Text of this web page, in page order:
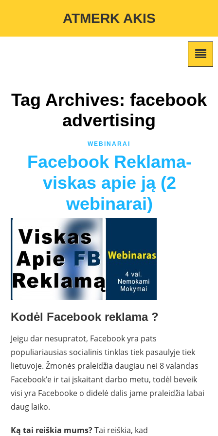
/home/atmerkakis/public_html/wp-content/themes/marketing-
ATMERK AKIS
Tag Archives: facebook
advertising
WEBINARAI
Facebook Reklama-
viskas apie ją (2
webinarai)
Kodėl Facebook reklama ?
Jeigu dar nesupratot, Facebook yra pats
populiariausias socialinis tinklas tiek pasaulyje tiek
lietuvoje. Žmonės praleidžia daugiau nei 8 valandas
Facebook’e ir tai įskaitant darbo metu, todėl beveik
visi yra Facebooke o didelė dalis jame praleidžia labai
daug laiko.
Ką tai reiškia mums?Tai reiškia, kad